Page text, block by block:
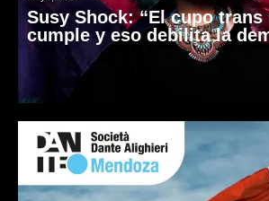
Susy Shock: “El cupo trans
cumple y eso debilita la